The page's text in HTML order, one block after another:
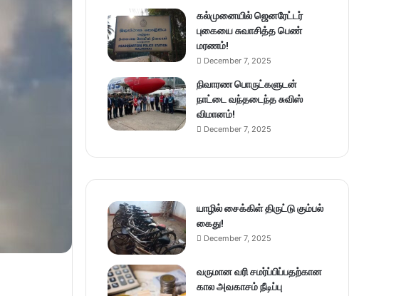
கல்முனையில் ஜெனரேட்டர்
புகையை சுவாசித்த பெண்
மரணம்!
December 7, 2025
நிவாரண பொருட்களுடன்
நாட்டை வந்தடைந்த சுவிஸ்
விமானம்!
December 7, 2025
யாழில் சைக்கிள் திருட்டு கும்பல்
கைது!
December 7, 2025
வருமான வரி சமர்ப்பிப்பதற்கான
கால அவகாசம் நீடிப்பு